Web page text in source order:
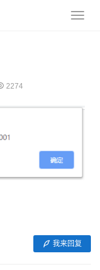
2274
我来回复